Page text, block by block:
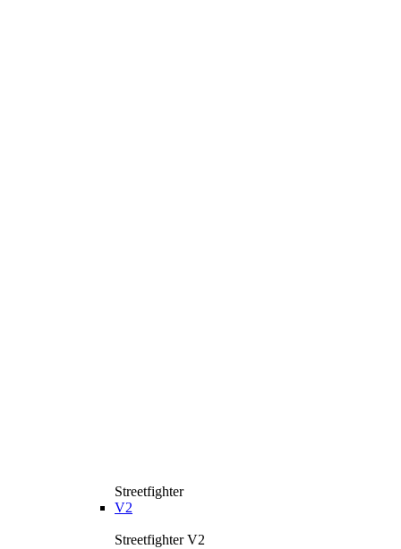
Streetfighter
V2
Streetfighter V2